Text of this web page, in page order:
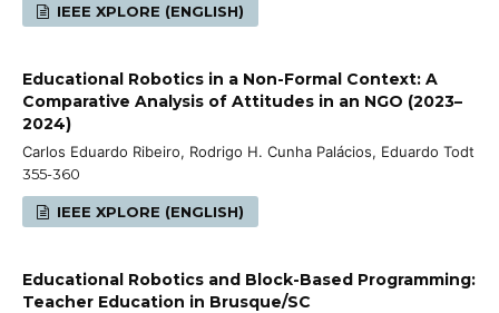
IEEE XPLORE (ENGLISH)
Educational Robotics in a Non-Formal Context: A
Comparative Analysis of Attitudes in an NGO (2023–
2024)
Carlos Eduardo Ribeiro, Rodrigo H. Cunha Palácios, Eduardo Todt
355-360
IEEE XPLORE (ENGLISH)
Educational Robotics and Block-Based Programming:
Teacher Education in Brusque/SC